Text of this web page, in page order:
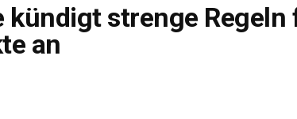
kündigt strenge Regeln
an